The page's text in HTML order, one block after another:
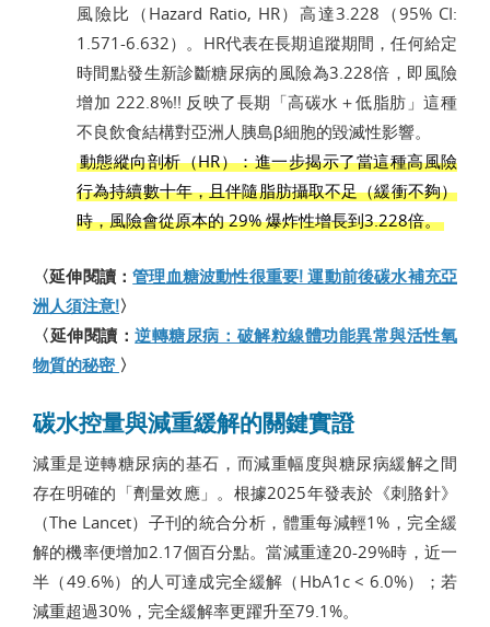
風險比（Hazard Ratio, HR）高達3.228（95% CI:
1.571-6.632）。HR代表在長期追蹤期間，任何給定
時間點發生新診斷糖尿病的風險為3.228倍，即風險
增加 222.8%!! 反映了長期「高碳水＋低脂肪」這種
不良飲食結構對亞洲人胰島β細胞的毀滅性影響。
動態縱向剖析（HR）：進一步揭示了當這種高風險
行為持續數十年，且伴隨脂肪攝取不足（緩衝不夠）
時，風險會從原本的 29% 爆炸性增長到3.228倍。
〈延伸閱讀：管理血糖波動性很重要! 運動前後碳水補充亞
洲人須注意!〉
〈延伸閱讀：逆轉糖尿病：破解粒線體功能異常與活性氧
物質的秘密 〉
碳水控量與減重緩解的關鍵實證
減重是逆轉糖尿病的基石，而減重幅度與糖尿病緩解之間
存在明確的「劑量效應」。根據2025年發表於《刺胳針》
（The Lancet）子刊的統合分析，體重每減輕1%，完全緩
解的機率便增加2.17個百分點。當減重達20-29%時，近一
半（49.6%）的人可達成完全緩解（HbA1c < 6.0%）；若
減重超過30%，完全緩解率更躍升至79.1%。